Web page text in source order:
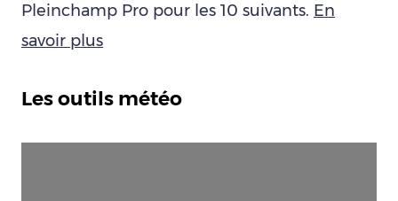
Pleinchamp Pro pour les 10 suivants. En
savoir plus
Les outils météo